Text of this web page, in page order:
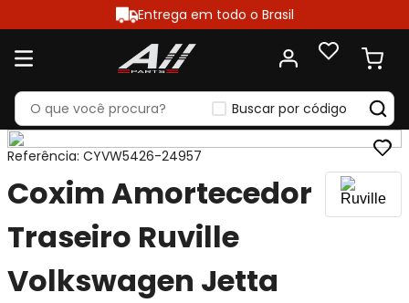
Entrega em todo o Brasil
Buscar por código
Referência: CYVW5426-24957
Coxim Amortecedor
Traseiro Ruville
Volkswagen Jetta